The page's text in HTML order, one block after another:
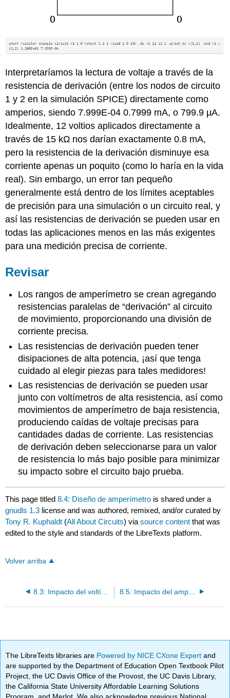
Interpretaríamos la lectura de voltaje a través de la
resistencia de derivación (entre los nodos de circuito
1 y 2 en la simulación SPICE) directamente como
amperios, siendo 7.999E-04 0.7999 mA, o 799.9 µA.
Idealmente, 12 voltios aplicados directamente a
través de 15 kΩ nos darían exactamente 0.8 mA,
pero la resistencia de la derivación disminuye esa
corriente apenas un poquito (como lo haría en la vida
real). Sin embargo, un error tan pequeño
generalmente está dentro de los límites aceptables
de precisión para una simulación o un circuito real, y
así las resistencias de derivación se pueden usar en
todas las aplicaciones menos en las más exigentes
para una medición precisa de corriente.
Revisar
Los rangos de amperímetro se crean agregando
resistencias paralelas de “derivación” al circuito
de movimiento, proporcionando una división de
corriente precisa.
Las resistencias de derivación pueden tener
disipaciones de alta potencia, ¡así que tenga
cuidado al elegir piezas para tales medidores!
Las resistencias de derivación se pueden usar
junto con voltímetros de alta resistencia, así como
movimientos de amperímetro de baja resistencia,
produciendo caídas de voltaje precisas para
cantidades dadas de corriente. Las resistencias
de derivación deben seleccionarse para un valor
de resistencia lo más bajo posible para minimizar
su impacto sobre el circuito bajo prueba.
This page titled8.4: Diseño de amperímetro is shared under a
gnudls 1.3 license and was authored, remixed, and/or curated by
Tony R. Kuphaldt (All About Circuits) viasource content that was
edited to the style and standards of the LibreTexts platform.
Volver arriba
8.3: Impacto del voltímetro en el circuito medido 8.5: Impacto del amperímetro en el circuito medido
The LibreTexts libraries are Powered by NICE CXone Expertand
are supported by the Department of Education Open Textbook Pilot
Project, the UC Davis Office of the Provost, the UC Davis Library,
the California State University Affordable Learning Solutions
Program, and Merlot. We also acknowledge previous National